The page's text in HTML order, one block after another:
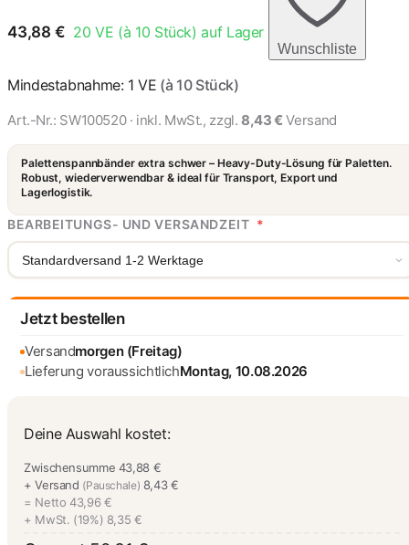
43,88 € 20 VE (à 10 Stück) auf Lager
Wunschliste
Mindestabnahme: 1 VE (à 10 Stück)
Art.-Nr.: SW100520· inkl. MwSt., zzgl. 8,43 € Versand
Palettenspannbänder extra schwer – Heavy-Duty-Lösung für Paletten.
Robust, wiederverwendbar & ideal für Transport, Export und
Lagerlogistik.
BEARBEITUNGS- UND VERSANDZEIT *
Standardversand 1-2 Werktage
Jetzt bestellen
Versandmorgen (Freitag)
Lieferung voraussichtlichMontag, 10.08.2026
Deine Auswahl kostet:
Zwischensumme 43,88 €
+ Versand (Pauschale) 8,43 €
= Netto 43,96 €
+ MwSt. (19%) 8,35 €